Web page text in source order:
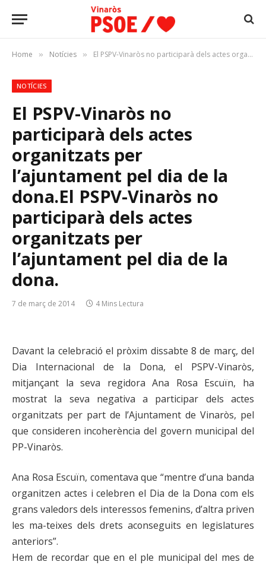
Home » Notícies » El PSPV-Vinaròs no participarà dels actes organitzats per l’ajuntament pel dia de la dona.El PSPV-Vinaròs no participarà dels actes organitzats per l’ajuntament pel dia de la dona.
NOTÍCIES
El PSPV-Vinaròs no
participarà dels actes
organitzats per
l’ajuntament pel dia de la
dona.El PSPV-Vinaròs no
participarà dels actes
organitzats per
l’ajuntament pel dia de la
dona.
7 de març de 2014 4 Mins Lectura
Davant la celebració el pròxim dissabte 8 de març, del
Dia Internacional de la Dona, el PSPV-Vinaròs,
mitjançant la seva regidora Ana Rosa Escuïn, ha
mostrat la seva negativa a participar dels actes
organitzats per part de l’Ajuntament de Vinaròs, pel
que consideren incoherència del govern municipal del
PP-Vinaròs.
Ana Rosa Escuïn, comentava que “mentre d’una banda
organitzen actes i celebren el Dia de la Dona com els
grans valedors dels interessos femenins, d’altra priven
les ma-teixes dels drets aconseguits en legislatures
anteriors”.
Hem de recordar que en el ple municipal del mes de